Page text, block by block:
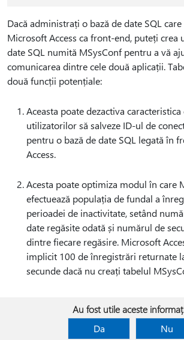
Dacă administrați o bază de date SQL
Microsoft Access ca front-end, puteți crea
date SQL numită MSysConf pentru a vă
comunicarea dintre cele două aplicații.
două funcții potențiale:
Aceasta poate dezactiva
utilizatorilor să salveze ID-ul de
pentru o bază de date SQL legată în
Access.
Acesta poate optimiza modul în care
efectuează populația de fundal a
perioadei de inactivitate, setând
date regăsite odată și numărul de
dintre fiecare regăsire. Microsoft
implicit 100 de înregistrări returnate
secunde dacă nu creați tabelul
Au fost utile aceste
Da
Nu